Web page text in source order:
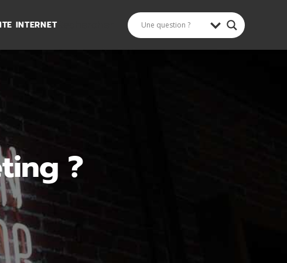
INTERNETRechercher
?